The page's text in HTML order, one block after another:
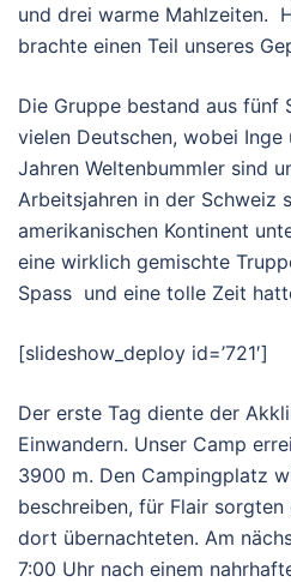
und drei warme Mahlzeiten.
brachte einen Teil unseres
Die Gruppe bestand aus fünf
vielen Deutschen, wobei Inge
Jahren Weltenbummler sind
Arbeitsjahren in der Schweiz
amerikanischen Kontinent
eine wirklich gemischte
Spass und eine tolle Zeit
[slideshow_deploy id=’721′]
Der erste Tag diente der
Einwandern. Unser Camp
3900 m. Den Campingplatz
beschreiben, für Flair
dort übernachteten. Am
7:00 Uhr nach einem